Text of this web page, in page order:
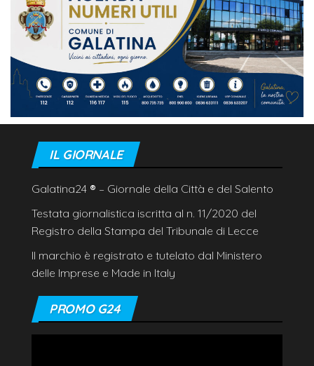
IL GIORNALE
Galatina24 ® – Giornale della Città e del Salento
Testata giornalistica iscritta al n. 11/2020 del
Registro della Stampa del Tribunale di Lecce
Il marchio è registrato e tutelato dal Ministero
delle Imprese e Made in Italy
PROMO G24